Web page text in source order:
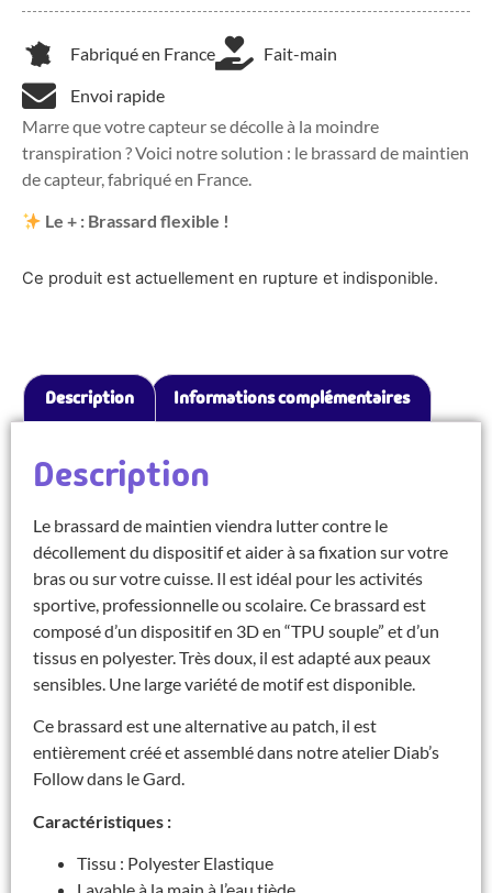
Fabriqué en France Fait-main
Envoi rapide
Marre que votre capteur se décolle à la moindre
transpiration ? Voici notre solution : le brassard de maintien
de capteur, fabriqué en France.
Le + : Brassard flexible !
Ce produit est actuellement en rupture et indisponible.
Description Informations complémentaires
Description
Le brassard de maintien viendra lutter contre le
décollement du dispositif et aider à sa fixation sur votre
bras ou sur votre cuisse. Il est idéal pour les activités
sportive, professionnelle ou scolaire. Ce brassard est
composé d’un dispositif en 3D en “TPU souple” et d’un
tissus en polyester. Très doux, il est adapté aux peaux
sensibles. Une large variété de motif est disponible.
Ce brassard est une alternative au patch, il est
entièrement créé et assemblé dans notre atelier Diab’s
Follow dans le Gard.
Caractéristiques :
Tissu : Polyester Elastique